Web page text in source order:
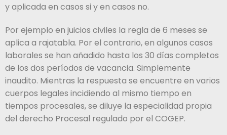
y aplicada en casos si y en casos no.
Por ejemplo en juicios civiles la regla de 6 meses se
aplica a rajatabla. Por el contrario, en algunos casos
laborales se han añadido hasta los 30 días completos
de los dos períodos de vacancia. Simplemente
inaudito. Mientras la respuesta se encuentre en varios
cuerpos legales incidiendo al mismo tiempo en
tiempos procesales, se diluye la especialidad propia
del derecho Procesal regulado por el COGEP.